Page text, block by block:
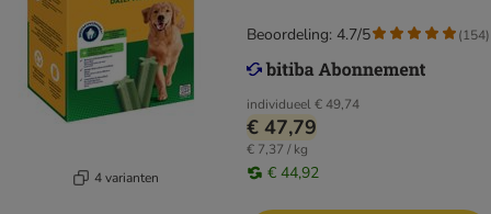
4 varianten
individueel€ 49,74
€ 47,79
€ 7,37 / kg
€ 44,92
Beoordeling: 4.7/5 (154)